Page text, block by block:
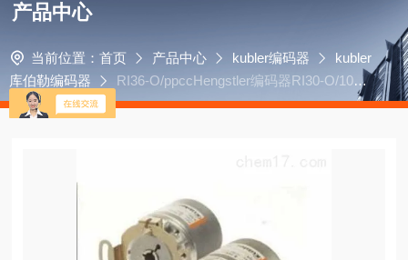
产品中心
当前位置： 首页 产品中心 kubler编码器
kubler
库伯勒编码器
RI36-O/ppccHengstler编码器RI30-O/1000
AR.34KN